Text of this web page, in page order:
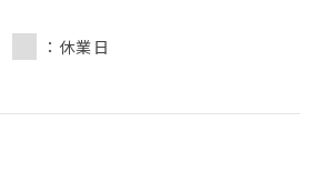
：休業日